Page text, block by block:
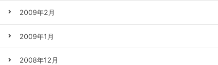
2009年2月
2009年1月
2008年12月